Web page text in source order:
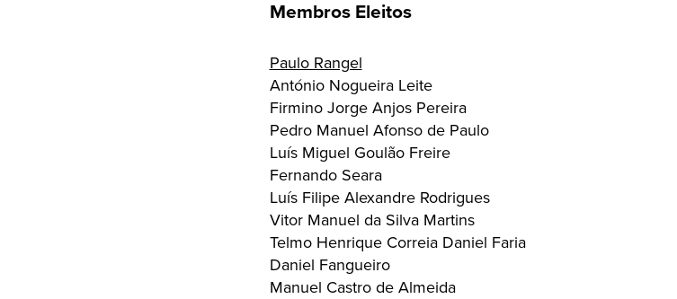
Membros Eleitos
Paulo Rangel
António Nogueira Leite
Firmino Jorge Anjos Pereira
Pedro Manuel Afonso de Paulo
Luís Miguel Goulão Freire
Fernando Seara
Luís Filipe Alexandre Rodrigues
Vitor Manuel da Silva Martins
Telmo Henrique Correia Daniel Faria
Daniel Fangueiro
Manuel Castro de Almeida